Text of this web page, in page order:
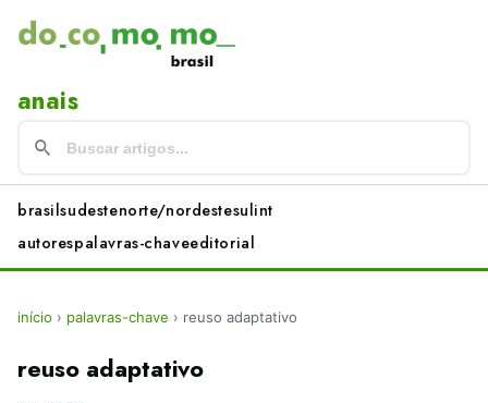
anais
brasilsudestenorte/nordestesulint
autorespalavras-chaveeditorial
início › palavras-chave › reuso adaptativo
reuso adaptativo